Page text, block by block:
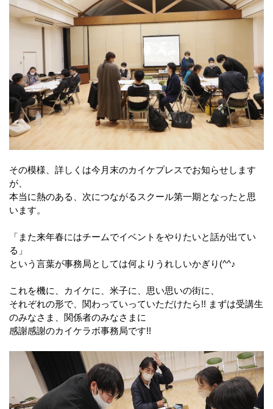
その模様、詳しくは今月末のカイケプレスでお知らせします
が、
本当に熱のある、次につながるスクール第一期となったと思
います。
「また来年春にはチームでイベントをやりたいと話が出てい
る」
という言葉が事務局としては何よりうれしいかぎり(^^♪
これを機に、カイケに、米子に、思い思いの街に、
それぞれの形で、関わっていっていただけたら!! まずは受講生
のみなさま、関係者のみなさまに
感謝感謝のカイケラボ事務局です!!